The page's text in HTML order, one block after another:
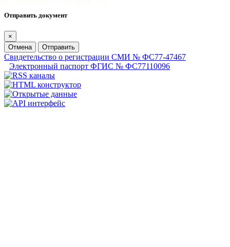
Отправить документ
×
Отмена
Отправить
Свидетельство о регистрации СМИ № ФС77-47467
Электронный паспорт ФГИС № ФС77110096